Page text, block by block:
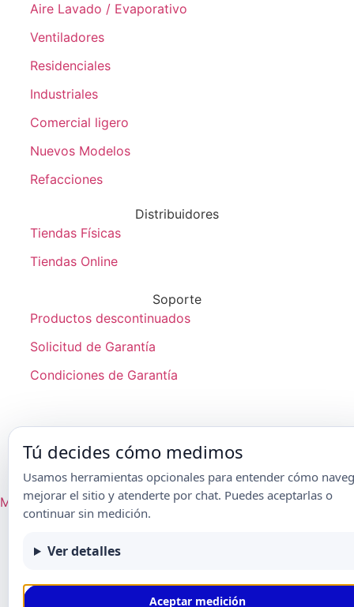
Aire Lavado / Evaporativo
Ventiladores
Residenciales
Industriales
Comercial ligero
Nuevos Modelos
Refacciones
Distribuidores
Tiendas Físicas
Tiendas Online
Soporte
Productos descontinuados
Solicitud de Garantía
Condiciones de Garantía
Mapa del sitio
Tú decides cómo medimos
Usamos herramientas opcionales para entender cómo
mejorar el sitio y atenderte por chat. Puedes aceptarlas o
continuar sin medición.
Ver detalles
Aceptar medición